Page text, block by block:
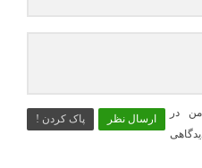
ارسال نظر پاک کردن !
در